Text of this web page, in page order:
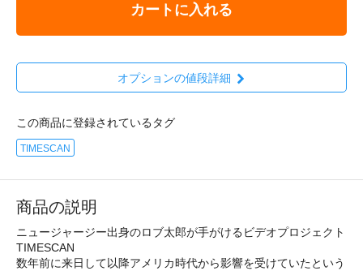
カートに入れる
オプションの値段詳細
この商品に登録されているタグ
TIMESCAN
商品の説明
ニュージャージー出身のロブ太郎が手がけるビデオプロジェクト
TIMESCAN
数年前に来日して以降アメリカ時代から影響を受けていたという